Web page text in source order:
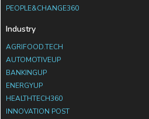
PEOPLE&CHANGE360
Industry
AGRIFOOD.TECH
AUTOMOTIVEUP
BANKINGUP
ENERGYUP
HEALTHTECH360
INNOVATION POST